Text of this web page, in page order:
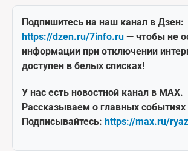
Подпишитесь на наш канал в Дзен:
https://dzen.ru/7info.ru — чтобы не
информации при отключении
доступен в белых списках!
У нас есть новостной канал в MAX.
Рассказываем о главных событиях
Подписывайтесь: https://max.ru/